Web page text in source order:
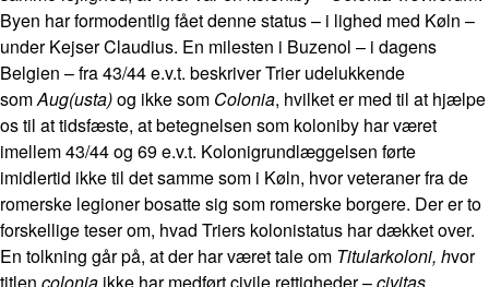
Byen har formodentlig fået denne status – i lighed med Køln –
under Kejser Claudius. En milesten i Buzenol – i dagens
Belgien – fra 43/44 e.v.t. beskriver Trier udelukkende
somAug(usta)og ikke som Colonia, hvilket er med til at hjælpe
os til at tidsfæste, at betegnelsen som koloniby har været
imellem 43/44 og 69 e.v.t. Kolonigrundlæggelsen førte
imidlertid ikke til det samme som i Køln, hvor veteraner fra de
romerske legioner bosatte sig som romerske borgere. Der er to
forskellige teser om, hvad Triers kolonistatus har dækket over.
En tolkning går på, at der har været tale om Titularkoloni, hvor